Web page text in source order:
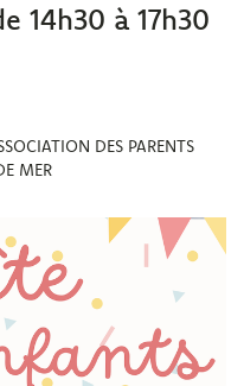
14h30 à 17h30
DES PARENTS
MER